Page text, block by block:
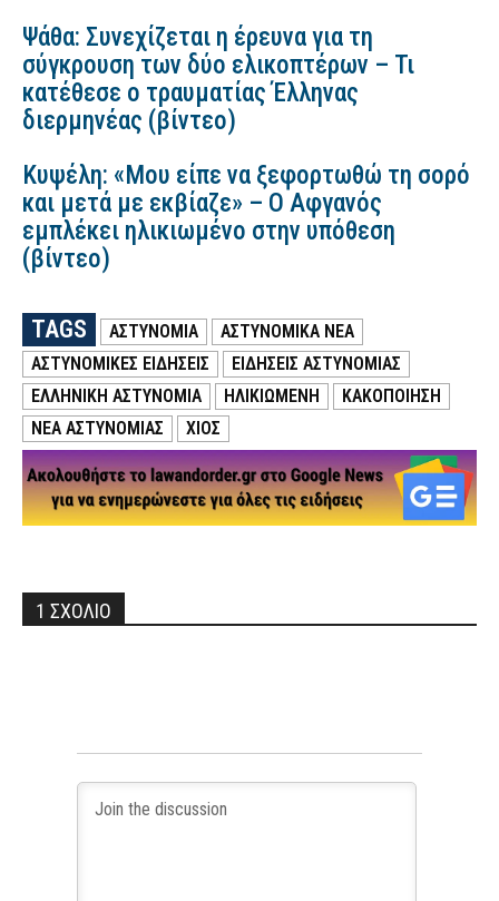
Ψάθα: Συνεχίζεται η έρευνα για τη
σύγκρουση των δύο ελικοπτέρων – Τι
κατέθεσε ο τραυματίας Έλληνας
διερμηνέας (βίντεο)
Κυψέλη: «Μου είπε να ξεφορτωθώ τη σορό
και μετά με εκβίαζε» – Ο Αφγανός
εμπλέκει ηλικιωμένο στην υπόθεση
(βίντεο)
TAGS ΑΣΤΥΝΟΜΙΑ
ΑΣΤΥΝΟΜΙΚΑ ΝΕΑ
ΑΣΤΥΝΟΜΙΚΕΣ ΕΙΔΗΣΕΙΣ
ΕΙΔΗΣΕΙΣ ΑΣΤΥΝΟΜΙΑΣ
ΕΛΛΗΝΙΚΗ ΑΣΤΥΝΟΜΙΑ
ΗΛΙΚΙΩΜΕΝΗ
ΚΑΚΟΠΟΙΗΣΗ
ΝΕΑ ΑΣΤΥΝΟΜΙΑΣ
ΧΙΟΣ
1 ΣΧΟΛΙΟ